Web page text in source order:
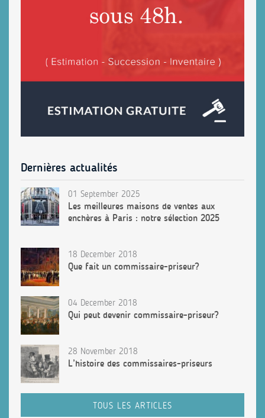
Dernières actualités
01 September 2025
Les meilleures maisons de ventes aux
enchères à Paris : notre sélection 2025
18 December 2018
Que fait un commissaire-priseur?
04 December 2018
Qui peut devenir commissaire-priseur?
28 November 2018
L’histoire des commissaires-priseurs
TOUS LES ARTICLES